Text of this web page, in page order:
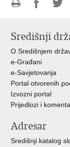
Facebooku
Središnji
O Središnjem
e-Građani
e-Savjetovanja
Portal otvorenih
Izvozni portal
Prijedlozi i
Adresar
Središnji katalog